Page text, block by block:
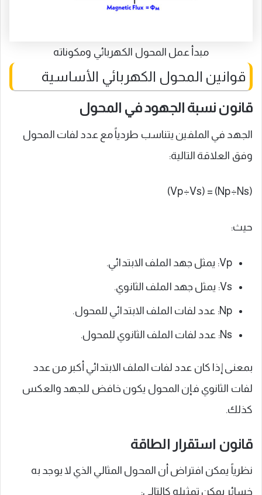
مبدأ عمل المحول الكهربائي ومكوناته
قوانين المحول الكهربائي الأساسية
قانون نسبة الجهود في المحول
الجهد في الملفين يتناسب طردياً مع عدد لفات المحول
وفق العلاقة التالية:
(Np÷Ns) = (Vp÷Vs)
حيث:
Vp: يمثل جهد الملف الابتدائي.
Vs: يمثل جهد الملف الثانوي.
Np: عدد لفات الملف الابتدائي للمحول.
Ns: عدد لفات الملف الثانوي للمحول.
بمعنى إذا كان عدد لفات الملف الابتدائي أكبر من عدد
لفات الثانوي فإن المحول يكون خافض للجهد والعكس
كذلك.
قانون استقرار الطاقة
نظرياً يمكن افتراض أن المحول المثالي الذي لا يوجد به
خسائر يمكن تمثيله كالتالي: